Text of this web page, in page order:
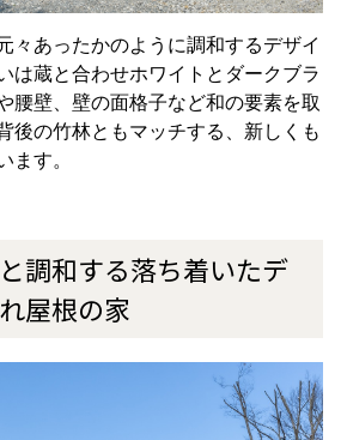
々あったかのように調和するデザイ
は蔵と合わせホワイトとダークブラ
腰壁、壁の面格子など和の要素を取
後の竹林ともマッチする、新しくも
ます。
調和する落ち着いたデ
屋根の家